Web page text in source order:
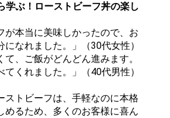
学ぶ！ローストビーフ丼の楽し
が本当に美味しかったので、お
になれました。」（30代女性）
て、ご飯がどんどん進みます。
くれました。」（40代男性）
ストビーフは、手軽なのに本格
めるため、多くのお客様に喜ん